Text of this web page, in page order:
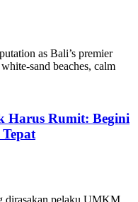
as Bali’s premier
sand beaches, calm
Harus Rumit: Begini